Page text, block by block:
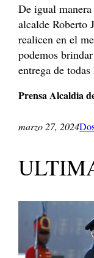
De igual
alcalde Roberto
realicen en el
podemos
entrega de todas
Prensa Alcaldia
marzo 27, 2024